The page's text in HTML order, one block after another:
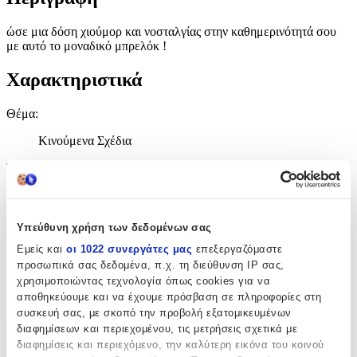
Υπεύθυνη χρήση των δεδομένων σας
Εμείς και οι 1022 συνεργάτες μας επεξεργαζόμαστε
προσωπικά σας δεδομένα, π.χ. τη διεύθυνση IP σας,
χρησιμοποιώντας τεχνολογία όπως cookies για να
αποθηκεύουμε και να έχουμε πρόσβαση σε πληροφορίες στη
συσκευή σας, με σκοπό την προβολή εξατομικευμένων
διαφημίσεων και περιεχομένου, τις μετρήσεις σχετικά με
διαφημίσεις και περιεχόμενο, την καλύτερη εικόνα του κοινού
ώσε μια δόση χιούμορ και νοσταλγίας στην καθημερινότητά σου
με αυτό το μοναδικό μπρελόκ !
Χαρακτηριστικά
Θέμα:
Κινούμενα Σχέδια
Τύπος
Είδος
Κλειδοθήκη
Κατασκευαστής:
OEM
Χαρακτηριστικά